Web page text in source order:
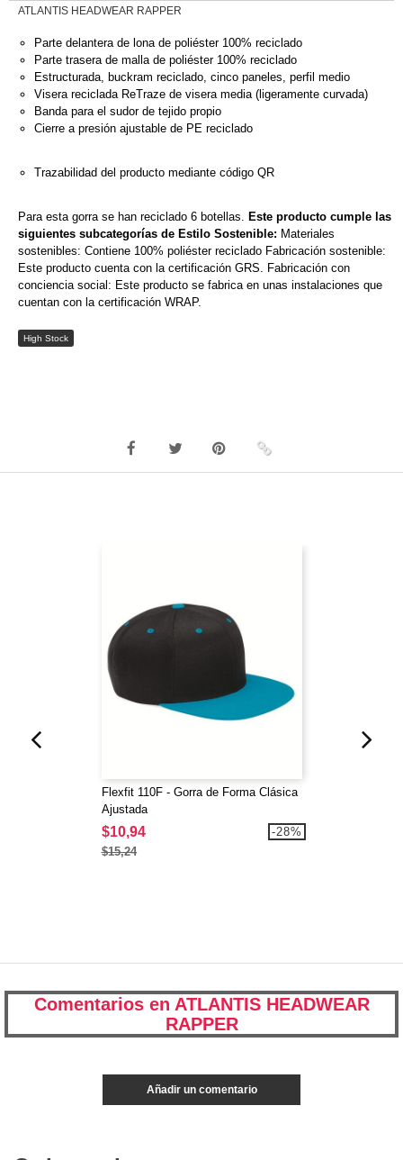
ATLANTIS HEADWEAR RAPPER
Parte delantera de lona de poliéster 100% reciclado
Parte trasera de malla de poliéster 100% reciclado
Estructurada, buckram reciclado, cinco paneles, perfil medio
Visera reciclada ReTraze de visera media (ligeramente curvada)
Banda para el sudor de tejido propio
Cierre a presión ajustable de PE reciclado
Trazabilidad del producto mediante código QR
Para esta gorra se han reciclado 6 botellas. Este producto cumple las
siguientes subcategorías de Estilo Sostenible: Materiales
sostenibles: Contiene 100% poliéster reciclado Fabricación sostenible:
Este producto cuenta con la certificación GRS. Fabricación con
conciencia social: Este producto se fabrica en unas instalaciones que
cuentan con la certificación WRAP.
High Stock
Flexfit 110F - Gorra de Forma Clásica
Ajustada
$10,94
$15,24
-28%
Comentarios en ATLANTIS HEADWEAR
RAPPER
Añadir un comentario